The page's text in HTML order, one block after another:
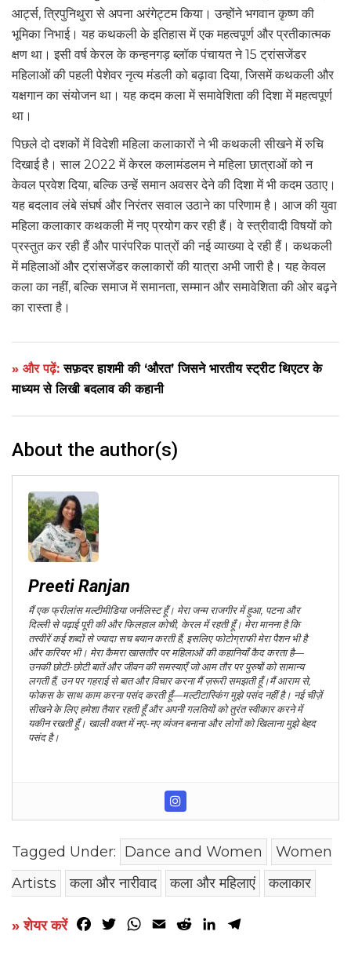
आर्ट्स, त्रिपुनिथुरा से अपना अरंगेट्टम किया। उन्होंने भगवान कृष्ण की
भूमिका निभाई। यह कथकली के इतिहास में एक महत्वपूर्ण और प्रतीकात्मक
क्षण था। इसी वर्ष केरल के कन्हनगड़ ब्लॉक पंचायत ने 15 ट्रांसजेंडर
महिलाओं की पहली पेशेवर नृत्य मंडली को बढ़ावा दिया, जिसमें कथकली और
यक्षगान का संयोजन था। यह कदम कला में समावेशिता की दिशा में महत्वपूर्ण
था।
पिछले दो दशकों में विदेशी महिला कलाकारों ने भी कथकली सीखने में रुचि
दिखाई है। साल 2022 में केरल कलामंडलम ने महिला छात्राओं को न
केवल प्रवेश दिया, बल्कि उन्हें समान अवसर देने की दिशा में भी कदम उठाए।
यह बदलाव लंबे संघर्ष और निरंतर सवाल उठाने का परिणाम है। आज की युवा
महिला कलाकार कथकली में नए प्रयोग कर रही हैं। वे स्त्रीवादी विषयों को
प्रस्तुत कर रही हैं और पारंपरिक पात्रों की नई व्याख्या दे रही हैं। कथकली
में महिलाओं और ट्रांसजेंडर कलाकारों की यात्रा अभी जारी है। यह केवल
कला का नहीं, बल्कि समाज में समानता, सम्मान और समावेशिता की ओर बढ़ने
का रास्ता है।
» और पढ़ें:सफ़दर हाशमी की ‘औरत’ जिसने भारतीय स्ट्रीट थिएटर के
माध्यम से लिखी बदलाव की कहानी
About the author(s)
Preeti Ranjan
मैं एक फ्रीलांस मल्टीमीडिया जर्नलिस्ट हूँ। मेरा जन्म राजगीर में हुआ, पटना और
दिल्ली से पढ़ाई पूरी की और फिलहाल कोची, केरल में रहती हूँ। मेरा मानना है कि
तस्वीरें कई शब्दों से ज्यादा सच बयान करती हैं, इसलिए फोटोग्राफी मेरा पैशन भी है
और करियर भी। मेरा कैमरा खासतौर पर महिलाओं की कहानियाँ कैद करता है—
उनकी छोटी-छोटी बातें और जीवन की समस्याएँ जो आम तौर पर पुरुषों को सामान्य
लगती हैं, उन पर गहराई से बात और विचार करना मैं ज़रूरी समझती हूँ।मैं आराम से,
फोकस के साथ काम करना पसंद करती हूँ—मल्टीटास्किंग मुझे पसंद नहीं है। नई चीज़ें
सीखने के लिए हमेशा तैयार रहती हूँ और अपनी गलतियों को तुरंत स्वीकार करने में
यकीन रखती हूँ। खाली वक्त में नए-नए व्यंजन बनाना और लोगों को खिलाना मुझे बेहद
पसंद है।
Tagged Under: Dance and Women
Women
Artists
कला और नारीवाद कला और महिलाएं कलाकार
» शेयर करें Facebook
TwitterWhatsApp
Email RedditLinkedIn